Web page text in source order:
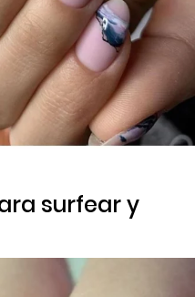
surfear y